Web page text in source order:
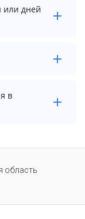
или дней
выбранного
опорно-
в
область